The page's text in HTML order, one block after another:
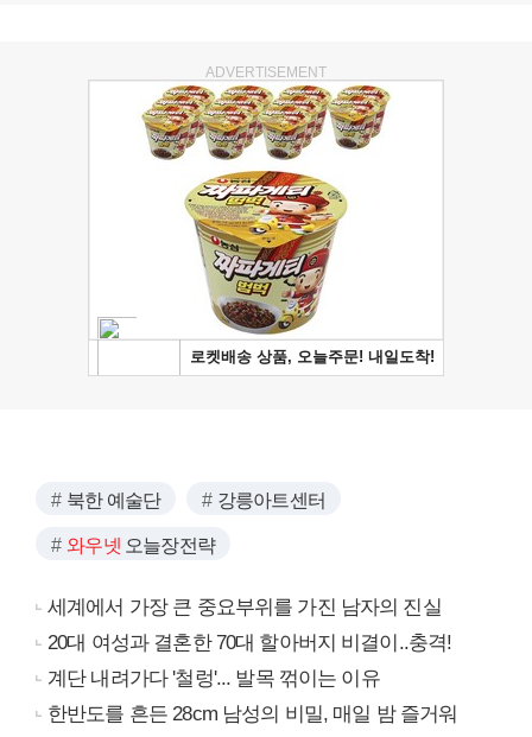
ADVERTISEMENT
북한 예술단 강릉아트센터
와우넷 오늘장전략
세계에서 가장 큰 중요부위를 가진 남자의 진실
20대 여성과 결혼한 70대 할아버지 비결이..충격!
계단 내려가다 '철렁'... 발목 꺾이는 이유
한반도를 흔든 28cm 남성의 비밀, 매일 밤 즐거워